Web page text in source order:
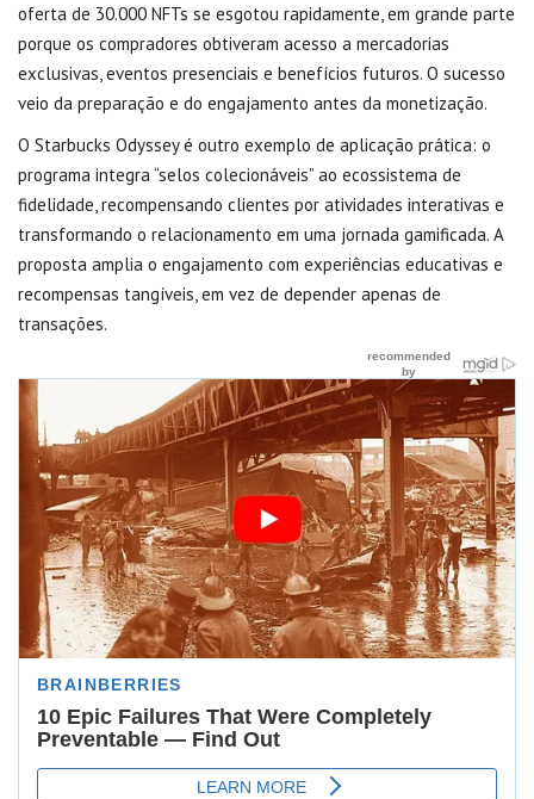
oferta de 30.000 NFTs se esgotou rapidamente, em grande parte
porque os compradores obtiveram acesso a mercadorias
exclusivas, eventos presenciais e benefícios futuros. O sucesso
veio da preparação e do engajamento antes da monetização.
O Starbucks Odyssey é outro exemplo de aplicação prática: o
programa integra “selos colecionáveis” ao ecossistema de
fidelidade, recompensando clientes por atividades interativas e
transformando o relacionamento em uma jornada gamificada. A
proposta amplia o engajamento com experiências educativas e
recompensas tangíveis, em vez de depender apenas de
transações.